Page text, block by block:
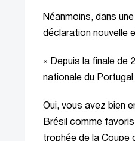
Néanmoins, dans
déclaration nouvelle
« Depuis la finale de
nationale du
Oui, vous avez bien
Brésil comme
trophée de la Coupe